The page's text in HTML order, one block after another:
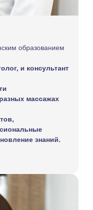
образованием
и консультант
массажах
знаний.